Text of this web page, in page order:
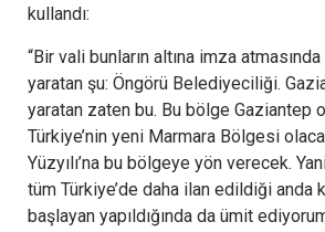
kullandı:
“Bir vali bunların altına imza atmasında
yaratan şu: Öngörü Belediyeciliği.
yaratan zaten bu. Bu bölge Gaziantep
Türkiye’nin yeni Marmara Bölgesi
Yüzyılı’na bu bölgeye yön verecek.
tüm Türkiye’de daha ilan edildiği anda
başlayan yapıldığında da ümit